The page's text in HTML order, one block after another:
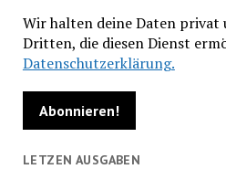
Wir halten deine Daten
Dritten, die diesen Dienst
Datenschutzerklärung.
LETZEN AUSGABEN